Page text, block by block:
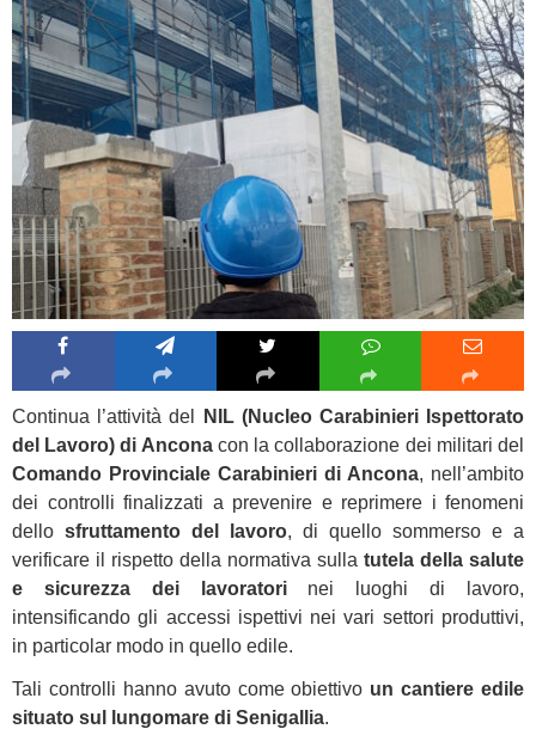
Continua l’attività del
NIL (Nucleo Carabinieri Ispettorato
del Lavoro) di Anconacon la collaborazione dei militari del
Comando Provinciale Carabinieri di Ancona, nell’ambito
dei controlli finalizzati a prevenire e reprimere i fenomeni
dello sfruttamento del lavoro, di quello sommerso e a
verificare il rispetto della normativa sulla tutela della salute
e sicurezza dei lavoratorinei luoghi di lavoro,
intensificando gli accessi ispettivi nei vari settori produttivi,
in particolar modo in quello edile.
Tali controlli hanno avuto come obiettivo un cantiere edile
situato sul lungomare di Senigallia.